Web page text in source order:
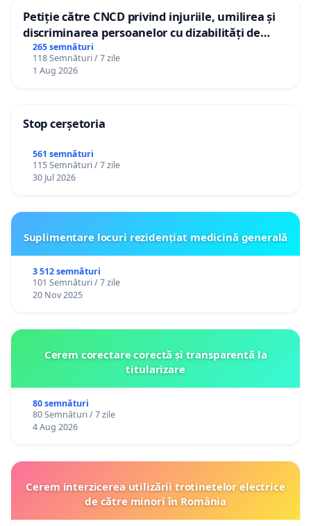
Petiție către CNCD privind injuriile, umilirea și
discriminarea persoanelor cu dizabilități de
către utilizatorul TikTok „Gorici”
265 semnături
118 Semnături / 7 zile
1 Aug 2026
Stop cerșetoria
561 semnături
115 Semnături / 7 zile
30 Jul 2026
Suplimentare locuri rezidențiat medicină generală
3 512 semnături
101 Semnături / 7 zile
20 Nov 2025
Cerem corectare corectă și transparentă la
titularizare
80 semnături
80 Semnături / 7 zile
4 Aug 2026
Cerem interzicerea utilizării trotinetelor electrice
de către minori în România